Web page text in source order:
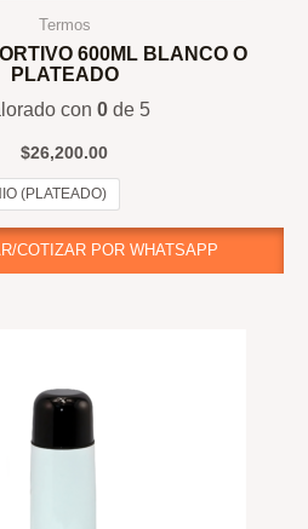
Termos
600ML BLANCO O
PLATEADO
con0 de 5
$26,200.00
(PLATEADO)
COTIZAR POR WHATSAPP